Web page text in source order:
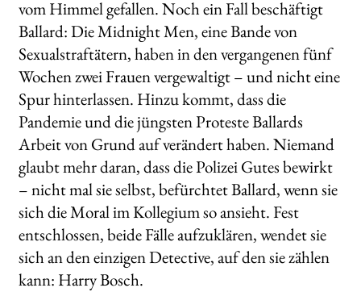
vom Himmel gefallen. Noch ein Fall beschäftigt
Ballard: Die Midnight Men, eine Bande von
Sexualstraftätern, haben in den vergangenen fünf
Wochen zwei Frauen vergewaltigt – und nicht eine
Spur hinterlassen. Hinzu kommt, dass die
Pandemie und die jüngsten Proteste Ballards
Arbeit von Grund auf verändert haben. Niemand
glaubt mehr daran, dass die Polizei Gutes bewirkt
– nicht mal sie selbst, befürchtet Ballard, wenn sie
sich die Moral im Kollegium so ansieht. Fest
entschlossen, beide Fälle aufzuklären, wendet sie
sich an den einzigen Detective, auf den sie zählen
kann: Harry Bosch.